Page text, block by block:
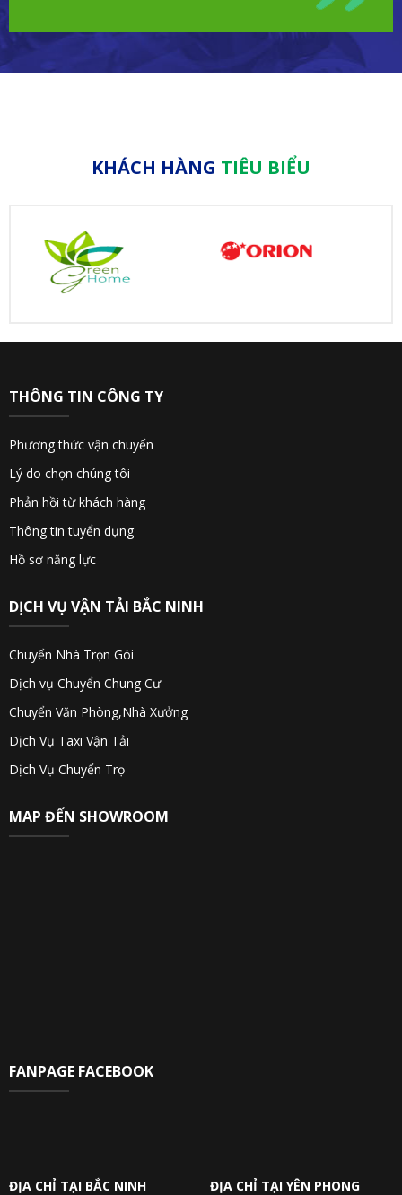
KHÁCH HÀNG TIÊU BIỂU
THÔNG TIN CÔNG TY
Phương thức vận chuyển
Lý do chọn chúng tôi
Phản hồi từ khách hàng
Thông tin tuyển dụng
Hồ sơ năng lực
DỊCH VỤ VẬN TẢI BẮC NINH
Chuyển Nhà Trọn Gói
Dịch vụ Chuyển Chung Cư
Chuyển Văn Phòng,Nhà Xưởng
Dịch Vụ Taxi Vận Tải
Dịch Vụ Chuyển Trọ
MAP ĐẾN SHOWROOM
FANPAGE FACEBOOK
ĐỊA CHỈ TẠI BẮC NINH ĐỊA CHỈ TẠI YÊN PHONG